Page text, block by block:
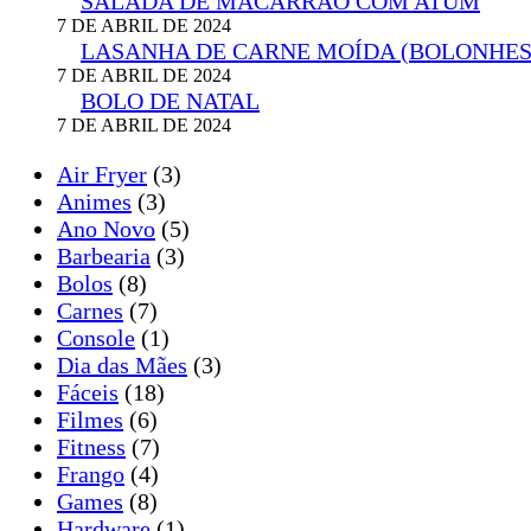
7 DE ABRIL DE 2024
LASANHA DE CARNE MOÍDA
7 DE ABRIL DE 2024
BOLO DE NATAL
7 DE ABRIL DE 2024
Air Fryer (3)
Animes (3)
Ano Novo (5)
Barbearia (3)
Bolos (8)
Carnes (7)
Console (1)
Dia das Mães (3)
Fáceis (18)
Filmes (6)
Fitness (7)
Frango (4)
Games (8)